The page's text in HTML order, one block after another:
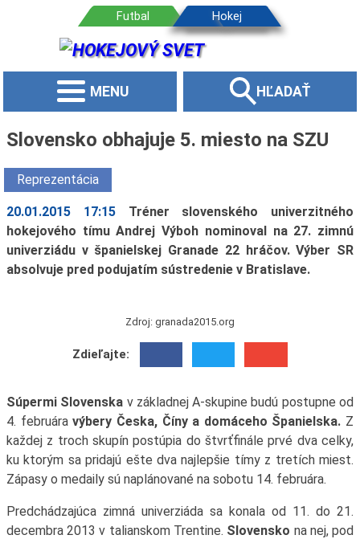
MENU HĽADAŤ
Slovensko obhajuje 5. miesto na SZU
Reprezentácia
20.01.2015 17:15
Tréner slovenského univerzitného
hokejového tímu Andrej Výboh nominoval na 27. zimnú
univerziádu v španielskej Granade 22 hráčov. Výber SR
absolvuje pred podujatím sústredenie v Bratislave.
Zdroj: granada2015.org
Zdieľajte:
Súpermi Slovenska v základnej A-skupine budú postupne od
4. februáravýbery Česka, Číny a domáceho Španielska. Z
každej z troch skupín postúpia do štvrťfinále prvé dva celky,
ku ktorým sa pridajú ešte dva najlepšie tímy z tretích miest.
Zápasy o medaily sú naplánované na sobotu 14. februára.
Predchádzajúca zimná univerziáda sa konala od 11. do 21.
decembra 2013 v talianskom Trentine. Slovensko na nej, pod